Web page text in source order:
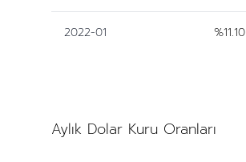
2022-01 %11.10
Aylık Dolar Kuru Oranları